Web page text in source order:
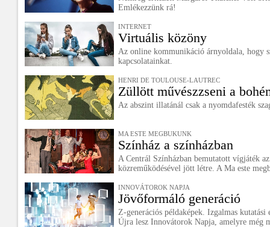
Emlékezzünk rá!
INTERNET
Virtuális közöny
Az online kommunikáció árnyoldala, hogy
kapcsolatainkat.
HENRI DE TOULOUSE-LAUTREC
Züllött művészzseni a
Az abszint illatánál csak a nyomdafesték
MA ESTE MEGBUKUNK
Színház a színházban
A Centrál Színházban bemutatott vígjáték
közreműködésével jött létre. A Ma este
INNOVÁTOROK NAPJA
Jövőformáló generáció
Z-generációs példaképek. Izgalmas
Újra lesz Innovátorok Napja, amelyre még